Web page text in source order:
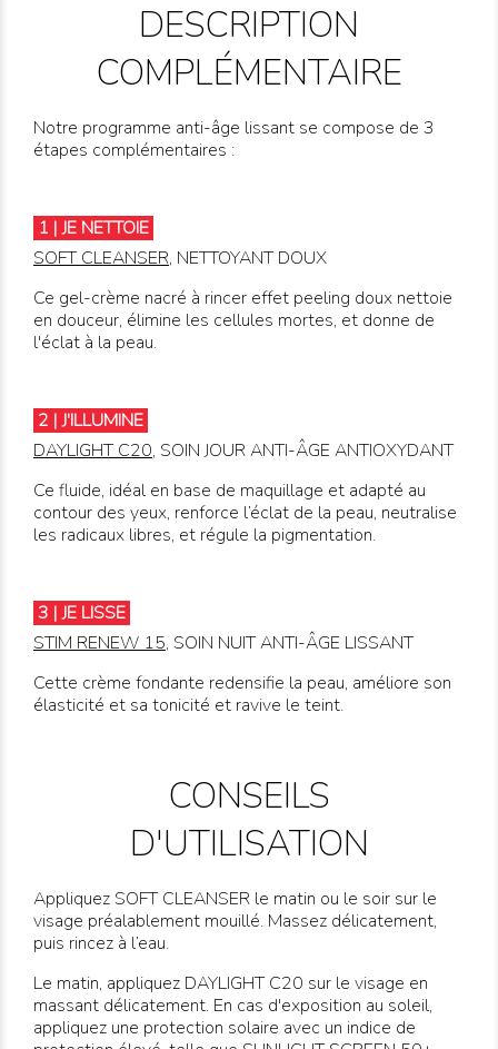
DESCRIPTION
COMPLÉMENTAIRE
Notre programme anti-âge lissant se compose de 3
étapes complémentaires :
1 | JE NETTOIE
SOFT CLEANSER, NETTOYANT DOUX
Ce gel-crème nacré à rincer effet peeling doux nettoie
en douceur, élimine les cellules mortes, et donne de
l'éclat à la peau.
2 | J'ILLUMINE
DAYLIGHT C20, SOIN JOUR ANTI-ÂGE ANTIOXYDANT
Ce fluide, idéal en base de maquillage et adapté au
contour des yeux, renforce l’éclat de la peau, neutralise
les radicaux libres, et régule la pigmentation.
3 | JE LISSE
STIM RENEW 15, SOIN NUIT ANTI-ÂGE LISSANT
Cette crème fondante redensifie la peau, améliore son
élasticité et sa tonicité et ravive le teint.
CONSEILS
D'UTILISATION
AppliquezSOFT CLEANSER le matin ou le soir sur le
visage préalablement mouillé. Massez délicatement,
puis rincez à l’eau.
Le matin, appliquez DAYLIGHT C20 sur le visage en
massant délicatement. En cas d'exposition au soleil,
appliquez une protection solaire avec un indice de